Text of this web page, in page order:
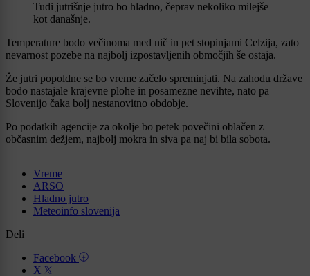
Tudi jutrišnje jutro bo hladno, čeprav nekoliko milejše
kot današnje.
Temperature bodo večinoma med nič in pet stopinjami Celzija, zato
nevarnost pozebe na najbolj izpostavljenih območjih še ostaja.
Že jutri popoldne se bo vreme začelo spreminjati. Na zahodu države
bodo nastajale krajevne plohe in posamezne nevihte, nato pa
Slovenijo čaka bolj nestanovitno obdobje.
Po podatkih agencije za okolje bo petek povečini oblačen z
občasnim dežjem, najbolj mokra in siva pa naj bi bila sobota.
Vreme
ARSO
Hladno jutro
Meteoinfo slovenija
Deli
Facebook
X